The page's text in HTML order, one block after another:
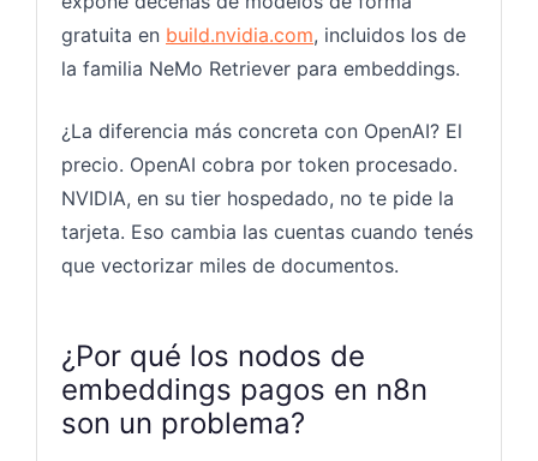
gratuita en build.nvidia.com, incluidos los de
la familia NeMo Retriever para embeddings.
¿La diferencia más concreta con OpenAI? El
precio. OpenAI cobra por token procesado.
NVIDIA, en su tier hospedado, no te pide la
tarjeta. Eso cambia las cuentas cuando tenés
que vectorizar miles de documentos.
¿Por qué los nodos de
embeddings pagos en n8n
son un problema?